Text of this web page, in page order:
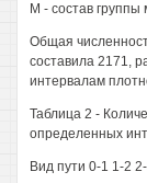
М - состав
Общая
составила 2171,
интервалам
Таблица 2 -
определенных
Вид пути 0-1 1-2